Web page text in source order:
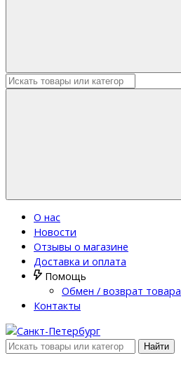
О нас
Новости
Отзывы о магазине
Доставка и оплата
Помощь
Обмен / возврат товара
Контакты
Найти